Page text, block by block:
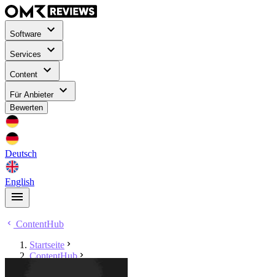
Software
Services
Content
Für Anbieter
Bewerten
Deutsch
English
ContentHub
Startseite
ContentHub